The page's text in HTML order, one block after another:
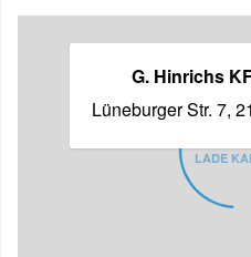
LADE
G. Hinrichs
Lüneburger Str. 7,